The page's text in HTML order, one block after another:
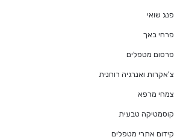
פנג שואי
פרחי באך
פרסום מטפלים
צ'אקרות ואנרגיה רוחנית
צמחי מרפא
קוסמטיקה טבעית
קידום אתרי מטפלים